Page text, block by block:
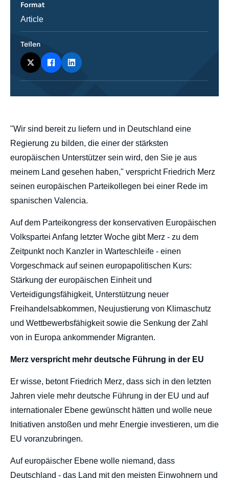
body
"Wir sind bereit zu liefern und in Deutschland eine
Regierung zu bilden, die einer der stärksten
europäischen Unterstützer sein wird, den Sie je aus
meinem Land gesehen haben," verspricht Friedrich Merz
seinen europäischen Parteikollegen bei einer Rede im
spanischen Valencia.
Auf dem Parteikongress der konservativen Europäischen
Volkspartei Anfang letzter Woche gibt Merz - zu dem
Zeitpunkt noch Kanzler in Warteschleife - einen
Vorgeschmack auf seinen europapolitischen Kurs:
Stärkung der europäischen Einheit und
Verteidigungsfähigkeit, Unterstützung neuer
Freihandelsabkommen, Neujustierung von Klimaschutz
und Wettbewerbsfähigkeit sowie die Senkung der Zahl
von in Europa ankommender Migranten.
Merz verspricht mehr deutsche Führung in der EU
Er wisse, betont Friedrich Merz, dass sich in den letzten
Jahren viele mehr deutsche Führung in der EU und auf
internationaler Ebene gewünscht hätten und wolle neue
Initiativen anstoßen und mehr Energie investieren, um die
EU voranzubringen.
Auf europäischer Ebene wolle niemand, dass
Deutschland - das Land mit den meisten Einwohnern und
Format
Catégorie
Article
Teilen